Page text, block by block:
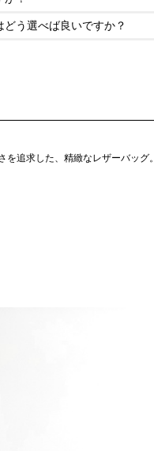
う選べば良いですか？
追求した、精緻なレザーバッグ。